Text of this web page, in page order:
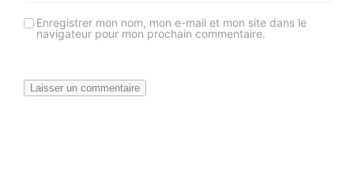
Enregistrer mon nom, mon e-mail et mon site dans le
navigateur pour mon prochain commentaire.